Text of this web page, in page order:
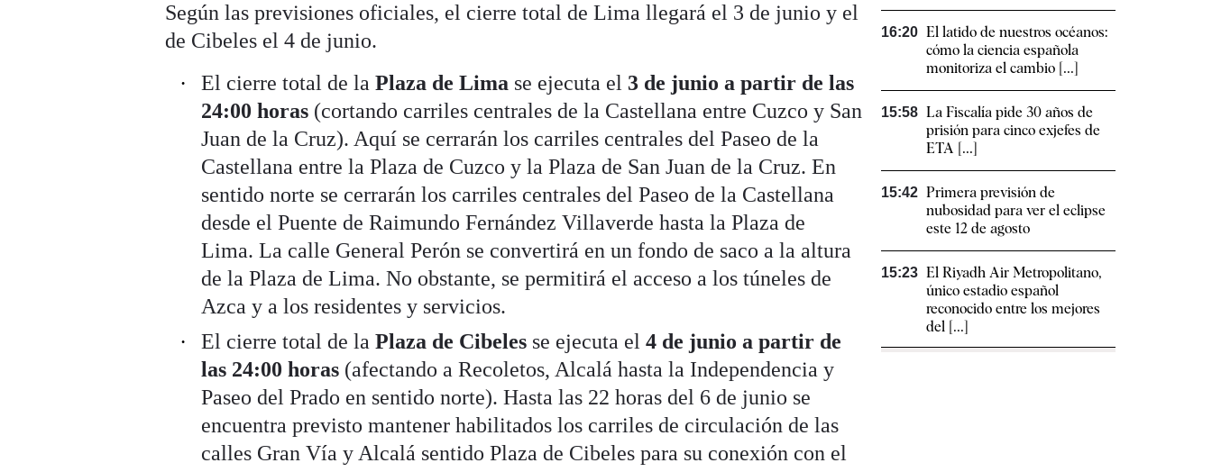
Según las previsiones oficiales, el cierre total de Lima llegará el 3 de junio y el
de Cibeles el 4 de junio.
El cierre total de laPlaza de Lima se ejecuta el 3 de junio a partir de las
24:00 horas (cortando carriles centrales de la Castellana entre Cuzco y San
Juan de la Cruz). Aquí se cerrarán los carriles centrales del Paseo de la
Castellana entre la Plaza de Cuzco y la Plaza de San Juan de la Cruz. En
sentido norte se cerrarán los carriles centrales del Paseo de la Castellana
desde el Puente de Raimundo Fernández Villaverde hasta la Plaza de
Lima. La calle General Perón se convertirá en un fondo de saco a la altura
de la Plaza de Lima. No obstante, se permitirá el acceso a los túneles de
Azca y a los residentes y servicios.
El cierre total de laPlaza de Cibeles se ejecuta el4 de junio a partir de
las 24:00 horas (afectando a Recoletos, Alcalá hasta la Independencia y
Paseo del Prado en sentido norte). Hasta las 22 horas del 6 de junio se
encuentra previsto mantener habilitados los carriles de circulación de las
calles Gran Vía y Alcalá sentido Plaza de Cibeles para su conexión con el
16:20 El latido de nuestros océanos:
cómo la ciencia española
monitoriza el cambio [...]
15:58 La Fiscalía pide 30 años de
prisión para cinco exjefes de
ETA [...]
15:42 Primera previsión de
nubosidad para ver el eclipse
este 12 de agosto
15:23 El Riyadh Air Metropolitano,
único estadio español
reconocido entre los mejores
del [...]